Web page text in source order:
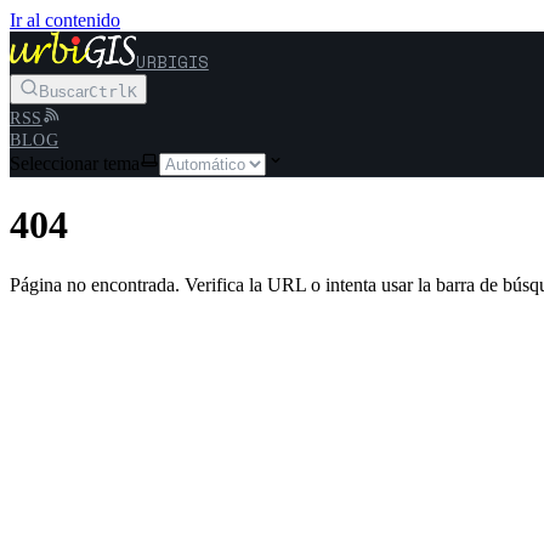
Ir al contenido
URBIGIS
BuscarCtrlK
RSS
BLOG
Seleccionar tema
404
Página no encontrada. Verifica la URL o intenta usar la barra de